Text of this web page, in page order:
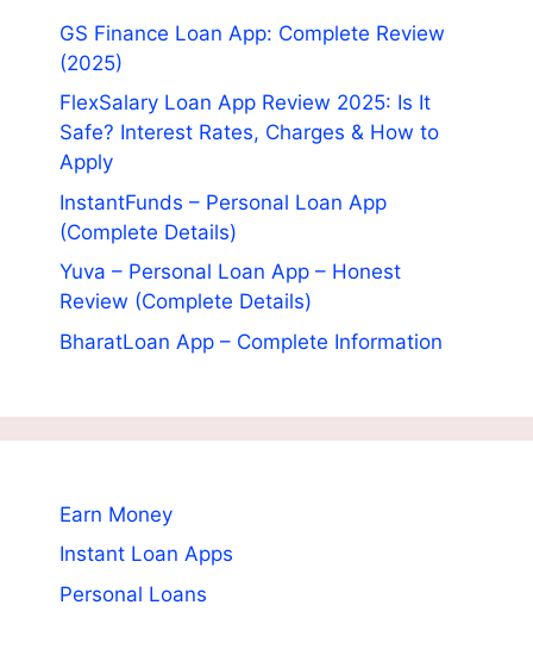
GS Finance Loan App: Complete Review
(2025)
FlexSalary Loan App Review 2025: Is It
Safe? Interest Rates, Charges & How to
Apply
InstantFunds – Personal Loan App
(Complete Details)
Yuva – Personal Loan App – Honest
Review (Complete Details)
BharatLoan App – Complete Information
Earn Money
Instant Loan Apps
Personal Loans